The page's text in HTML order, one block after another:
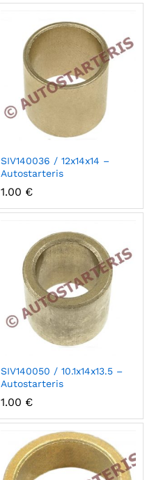
SIV140036 / 12x14x14 –
Autostarteris
1.00 €
SIV140050 / 10.1x14x13.5 –
Autostarteris
1.00 €